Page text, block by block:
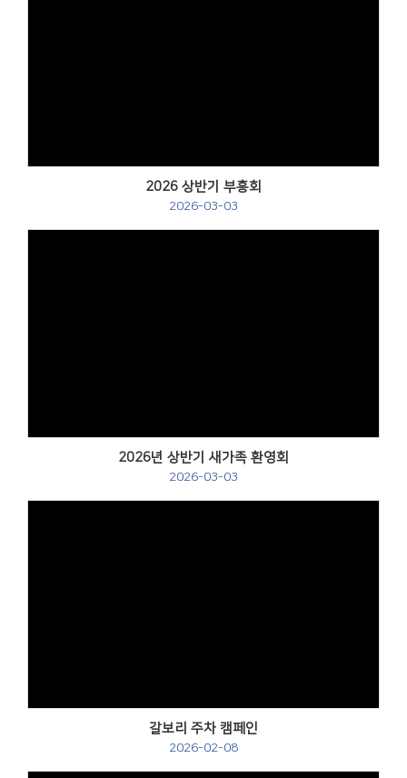
2026 상반기 부흥회
2026-03-03
2026년 상반기 새가족 환영회
2026-03-03
갈보리 주차 캠페인
2026-02-08